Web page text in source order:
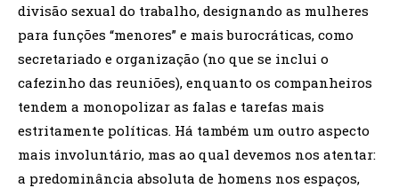
divisão sexual do trabalho, designando as mulheres
para funções “menores” e mais burocráticas, como
secretariado e organização (no que se inclui o
cafezinho das reuniões), enquanto os companheiros
tendem a monopolizar as falas e tarefas mais
estritamente políticas. Há também um outro aspecto
mais involuntário, mas ao qual devemos nos atentar:
a predominância absoluta de homens nos espaços,